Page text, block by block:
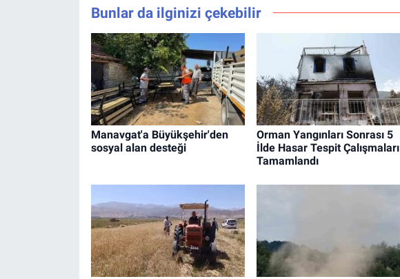
Bunlar da ilginizi çekebilir
Manavgat'a Büyükşehir'den
sosyal alan desteği
Orman Yangınları Sonrası 5
İlde Hasar Tespit Çalışmaları
Tamamlandı